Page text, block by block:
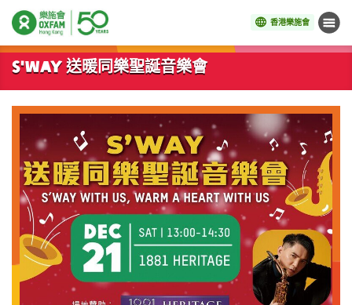
香港樂施會 目錄
開始主要內容
S'way 送暖同樂聖誕音樂會